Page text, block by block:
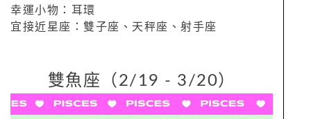
幸運小物：耳環
宜接近星座：雙子座、天秤座、射手座
雙魚座（2/19 - 3/20）